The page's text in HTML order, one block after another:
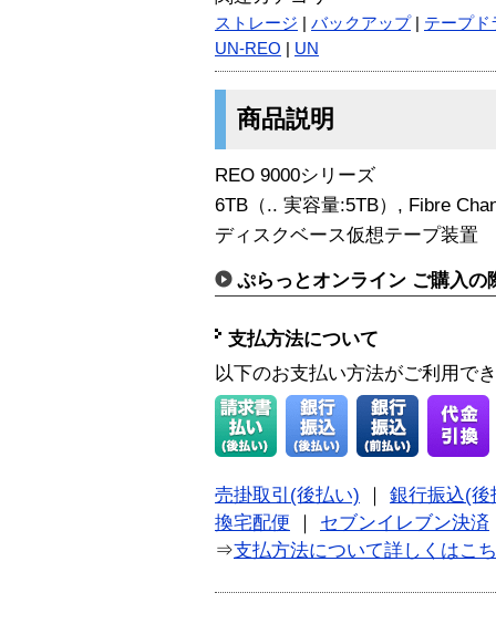
ストレージ バックアップ| テープド
UN-REO
UN
商品説明
REO 9000シリーズ
6TB（.. 実容量:5TB）, Fibre
ディスクベース仮想テープ装置
ぷらっとオンライン ご購入の
支払方法について
以下のお支払い方法がご利用で
売掛取引(後払い)
銀行振込(後
換宅配便
セブンイレブン決済
⇒支払方法について詳しくはこ